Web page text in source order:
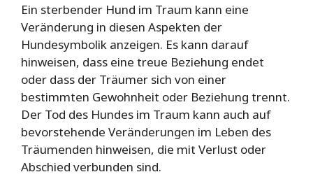
Ein sterbender Hund im Traum kann eine
Veränderung in diesen Aspekten der
Hundesymbolik anzeigen. Es kann darauf
hinweisen, dass eine treue Beziehung endet
oder dass der Träumer sich von einer
bestimmten Gewohnheit oder Beziehung trennt.
Der Tod des Hundes im Traum kann auch auf
bevorstehende Veränderungen im Leben des
Träumenden hinweisen, die mit Verlust oder
Abschied verbunden sind.